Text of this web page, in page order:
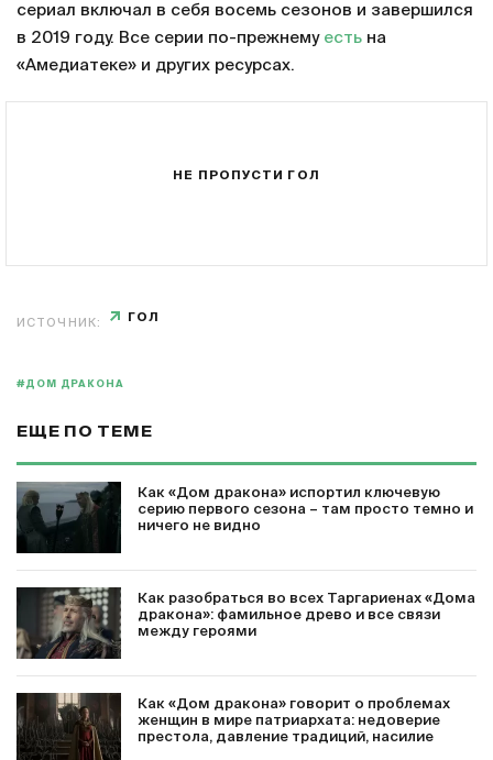
сериал включал в себя восемь сезонов и завершился
в 2019 году. Все серии по-прежнему есть на
«Амедиатеке» и других ресурсах.
НЕ ПРОПУСТИ ГОЛ
ИСТОЧНИК: ГОЛ
#ДОМ ДРАКОНА
ЕЩЕ ПО ТЕМЕ
Как «Дом дракона» испортил ключевую
серию первого сезона – там просто темно и
ничего не видно
Как разобраться во всех Таргариенах «Дома
дракона»: фамильное древо и все связи
между героями
Как «Дом дракона» говорит о проблемах
женщин в мире патриархата: недоверие
престола, давление традиций, насилие